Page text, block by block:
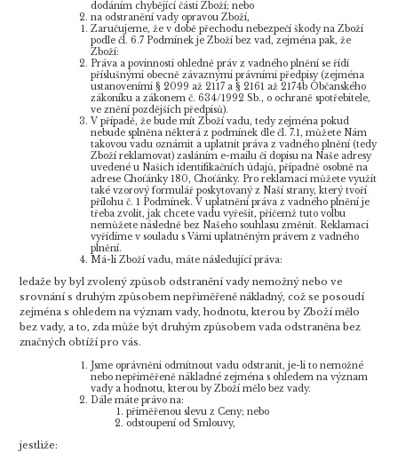
dodáním chybějící části Zboží; nebo
na odstranění vady opravou Zboží,
Zaručujeme, že v době přechodu nebezpečí škody na Zboží
podle čl. 6.7 Podmínek je Zboží bez vad, zejména pak, že
Zboží:
Práva a povinnosti ohledně práv z vadného plnění se řídí
příslušnými obecně závaznými právními předpisy (zejména
ustanoveními § 2099 až 2117 a § 2161 až 2174b Občanského
zákoníku a zákonem č. 634/1992 Sb., o ochraně spotřebitele,
ve znění pozdějších předpisů).
V případě, že bude mít Zboží vadu, tedy zejména pokud
nebude splněna některá z podmínek dle čl. 7.1, můžete Nám
takovou vadu oznámit a uplatnit práva z vadného plnění (tedy
Zboží reklamovat) zasláním e-mailu či dopisu na Naše adresy
uvedené u Našich identifikačních údajů, případně osobně na
adrese Choťánky 180, Choťánky. Pro reklamaci můžete využít
také vzorový formulář poskytovaný z Naší strany, který tvoří
přílohu č. 1 Podmínek. V uplatnění práva z vadného plnění je
třeba zvolit, jak chcete vadu vyřešit, přičemž tuto volbu
nemůžete následně bez Našeho souhlasu změnit. Reklamaci
vyřídíme v souladu s Vámi uplatněným právem z vadného
plnění.
Má-li Zboží vadu, máte následující práva:
ledaže by byl zvolený způsob odstranění vady nemožný nebo ve
srovnání s druhým způsobem nepřiměřeně nákladný, což se posoudí
zejména s ohledem na význam vady, hodnotu, kterou by Zboží mělo
bez vady, a to, zda může být druhým způsobem vada odstraněna bez
značných obtíží pro vás.
Jsme oprávněni odmítnout vadu odstranit, je-li to nemožné
nebo nepřiměřeně nákladné zejména s ohledem na význam
vady a hodnotu, kterou by Zboží mělo bez vady.
Dále máte právo na:
přiměřenou slevu z Ceny; nebo
odstoupení od Smlouvy,
jestliže: